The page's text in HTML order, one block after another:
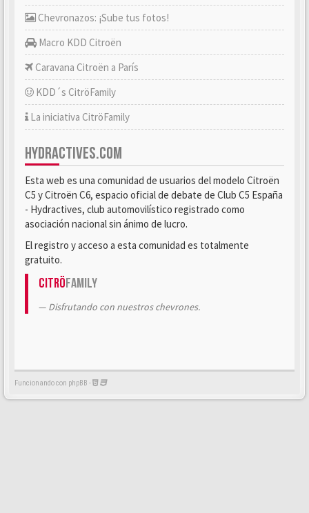
Chevronazos: ¡Sube tus fotos!
Macro KDD Citroën
Caravana Citroën a París
KDD´s CitröFamily
La iniciativa CitröFamily
HYDRACTIVES.COM
Esta web es una comunidad de usuarios del modelo Citroën
C5 y Citroën C6, espacio oficial de debate de Club C5 España
- Hydractives, club automovilístico registrado como
asociación nacional sin ánimo de lucro.
El registro y acceso a esta comunidad es totalmente
gratuito.
CitröFamily
Disfrutando con nuestros chevrones.
Funcionando con phpBB -